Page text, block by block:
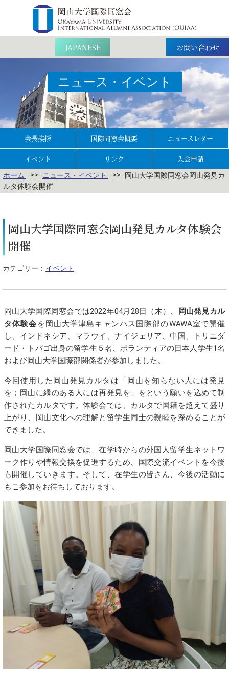
JAPANESE お問い合わせ
ニュース・イベント
会長挨拶 国際同窓会概要 ニュースレター
イベント リンク 入会申請
ホーム ニュース・イベント
岡山大学国際同窓会岡山発見カ
ルタ体験会開催
岡山大学国際同窓会岡山発見カルタ体験会
開催
カテゴリー： イベント
岡山大学国際同窓会では2022年04月 28日（木）、
岡山発見カル
タ体験会 を岡山大学津島キャンパス国際部のWAWA室で開催
し、インドネシア、マラウイ、ナイジェリア、中国、
トリニダ
ード・トバゴ出身の留学生５名 、ボランティアの日本人学生1名
および岡山大学国際部関係者が参加しました。
今回使用した 岡山発見カルタは「岡山を知らない人には発見
を；岡山に縁のある人には再発見を」
をという願いを込めて制
作されたカルタです。体験会では、カルタで国籍を超えて盛り
上がり、岡山文化への理解と留学生同士の親睦を深めることが
できました。
岡山大学国際同窓会では、在学時からの外国人留学生ネットワ
ーク作りや情報交換を促進するため、国際交流イベントを今後
も開催していきます。そして、在学生の皆さん、今後の活動に
もご参加をお待ちしております。